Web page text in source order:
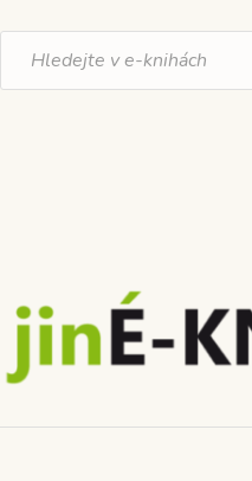
Products
search